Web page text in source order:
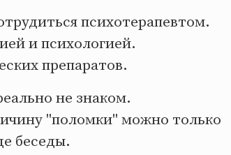
психотерапевтом.
и психологией.
препаратов.
не знаком.
"поломки" можно только
беседы.